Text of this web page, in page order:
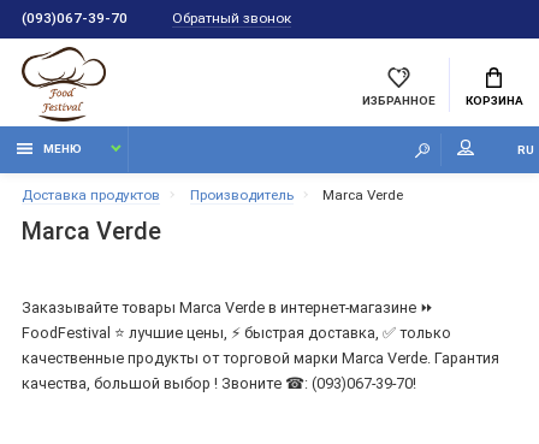
(093)067-39-70 Обратный звонок
ИЗБРАННОЕ КОРЗИНА
МЕНЮ RU
Доставка продуктов Производитель Marca Verde
Marca Verde
Заказывайте товары Marca Verde в интернет-магазине ⏩
FoodFestival ⭐ лучшие цены, ⚡ быстрая доставка, ✅ только
качественные продукты от торговой марки Marca Verde. Гарантия
качества, большой выбор ! Звоните ☎: (093)067-39-70!